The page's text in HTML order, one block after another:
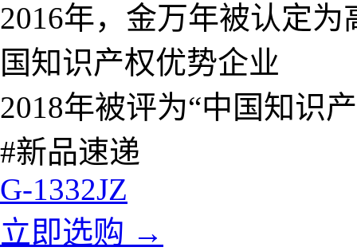
2016年，金万年被认定为
国知识产权优势企业
2018年被评为“中国知识
#新品速递
G-1332JZ
立即选购 →